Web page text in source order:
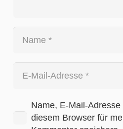
Name, E-Mail-
diesem Browser für